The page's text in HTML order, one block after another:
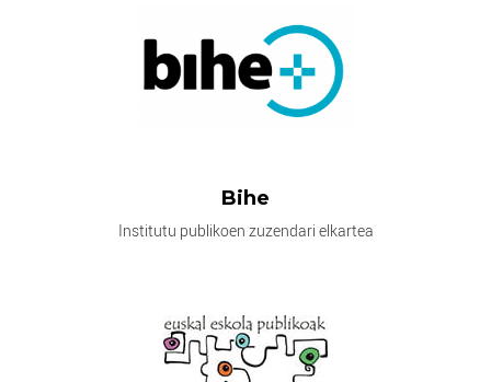
Bihe
Institutu publikoen zuzendari elkartea